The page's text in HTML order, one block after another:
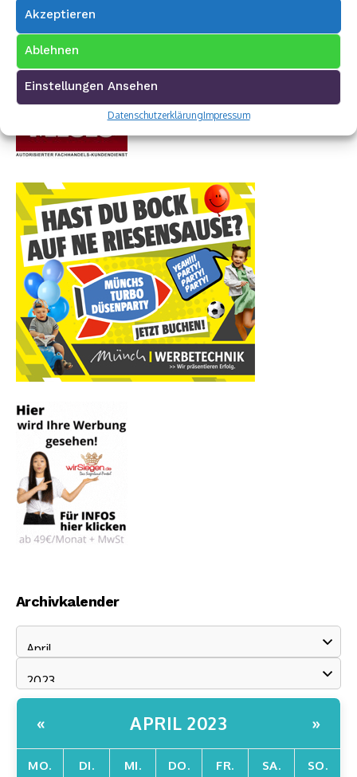
Akzeptieren
Ablehnen
Einstellungen Ansehen
DatenschutzerklärungImpressum
Archivkalender
« APRIL 2023 »
MO. DI. MI. DO. FR. SA. SO.